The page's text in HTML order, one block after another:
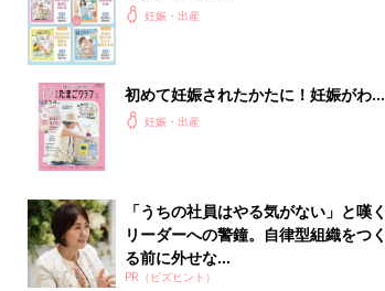
妊娠・出産
初めて妊娠されたかたに！妊娠がわか
ったら最初に読む本『初めてのたまご
妊娠・出産
「うちの社員はやる気がない」と嘆く
リーダーへの警鐘。自律型組織をつく
る前に外せな...
PR（ビズヒント）